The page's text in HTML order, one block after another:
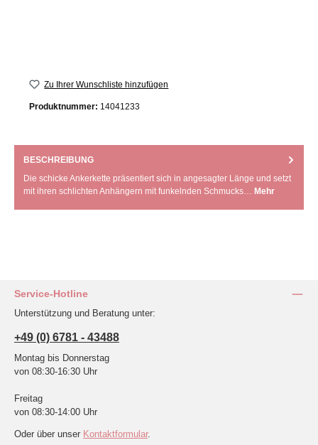
Zu Ihrer Wunschliste hinzufügen
Produktnummer: 14041233
BESCHREIBUNG
Die schicke Ankerkette präsentiert sich in angesagter Länge und setzt
mit ihren schlichten Anhängern mit funkelnden Schmucks… Mehr
Service-Hotline
Unterstützung und Beratung unter:
+49 (0) 6781 - 43488
Montag bis Donnerstag
von 08:30-16:30 Uhr
Freitag
von 08:30-14:00 Uhr
Oder über unser Kontaktformular.